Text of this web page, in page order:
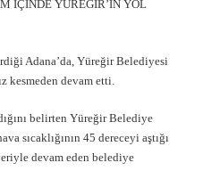
İÇİNDE YÜREĞİR’İN YOL
Adana’da, Yüreğir Belediyesi
kesmeden devam etti.
belirten Yüreğir Belediye
sıcaklığının 45 dereceyi aştığı
devam eden belediye